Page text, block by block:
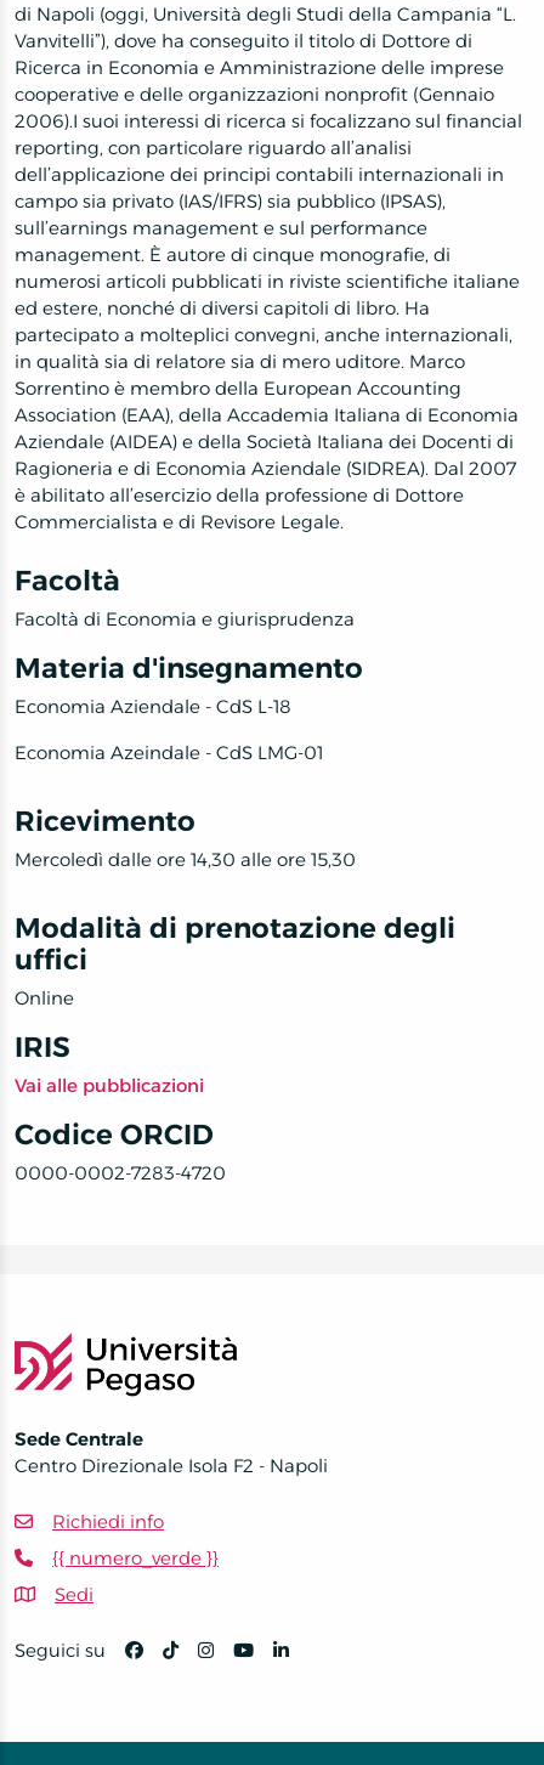
di Napoli (oggi, Università degli Studi della Campania “L.
Vanvitelli”), dove ha conseguito il titolo di Dottore di
Ricerca in Economia e Amministrazione delle imprese
cooperative e delle organizzazioni nonprofit (Gennaio
2006).I suoi interessi di ricerca si focalizzano sul financial
reporting, con particolare riguardo all’analisi
dell’applicazione dei principi contabili internazionali in
campo sia privato (IAS/IFRS) sia pubblico (IPSAS),
sull’earnings management e sul performance
management. È autore di cinque monografie, di
numerosi articoli pubblicati in riviste scientifiche italiane
ed estere, nonché di diversi capitoli di libro. Ha
partecipato a molteplici convegni, anche internazionali,
in qualità sia di relatore sia di mero uditore. Marco
Sorrentino è membro della European Accounting
Association (EAA), della Accademia Italiana di Economia
Aziendale (AIDEA) e della Società Italiana dei Docenti di
Ragioneria e di Economia Aziendale (SIDREA). Dal 2007
è abilitato all’esercizio della professione di Dottore
Commercialista e di Revisore Legale.
Facoltà
Facoltà di Economia e giurisprudenza
Materia d'insegnamento
Economia Aziendale - CdS L-18
Economia Azeindale - CdS LMG-01
Ricevimento
Mercoledì dalle ore 14,30 alle ore 15,30
Modalità di prenotazione degli
uffici
Online
IRIS
Vai alle pubblicazioni
Codice ORCID
0000-0002-7283-4720
Sede Centrale
Centro Direzionale Isola F2 - Napoli
Richiedi info
{{ numero_verde }}
Sedi
Seguici su